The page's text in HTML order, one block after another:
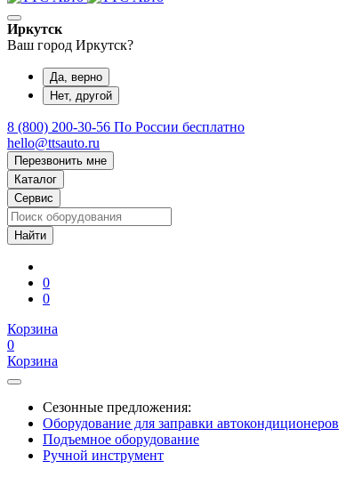
Иркутск
Ваш город Иркутск?
Да, верно
Нет, другой
8 (800) 200-30-56 По России бесплатно
hello@ttsauto.ru
Перезвонить мне
Каталог
Сервис
0
0
Корзина
0
Корзина
Сезонные предложения:
Оборудование для заправки автокондиционеров
Подъемное оборудование
Ручной инструмент